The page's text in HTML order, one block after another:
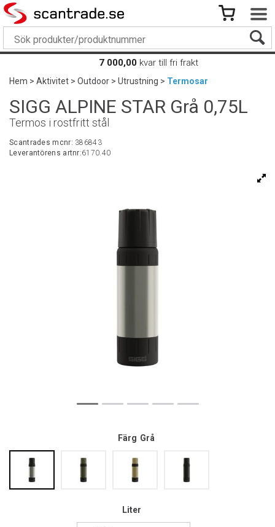
7 000,00 kvar till fri frakt
Hem>Aktivitet>Outdoor>Utrustning>Termosar
SIGG ALPINE STAR Grå 0,75L
Termos i rostfritt stål
Scantrades mcnr: 386843
Leverantörens artnr:6170.40
Färg Grå
Liter